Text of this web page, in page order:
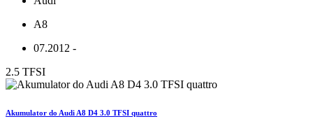
A8
07.2012 -
2.5 TFSI
Akumulator do Audi A8 D4 3.0 TFSI quattro